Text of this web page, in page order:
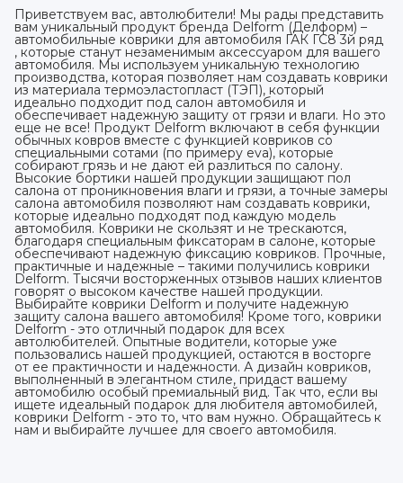
Приветствуем вас, автолюбители! Мы рады представить
вам уникальный продукт бренда Delform (Делформ) –
автомобильные коврики для автомобиля ГАК ГС8 3й ряд
, которые станут незаменимым аксессуаром для вашего
автомобиля. Мы используем уникальную технологию
производства, которая позволяет нам создавать коврики
из материала термоэластопласт (ТЭП), который
идеально подходит под салон автомобиля и
обеспечивает надежную защиту от грязи и влаги. Но это
еще не все! Продукт Delform включают в себя функции
обычных ковров вместе с функцией ковриков со
специальными сотами (по примеру eva), которые
собирают грязь и не дают ей разлиться по салону.
Высокие бортики нашей продукции защищают пол
салона от проникновения влаги и грязи, а точные замеры
салона автомобиля позволяют нам создавать коврики,
которые идеально подходят под каждую модель
автомобиля. Коврики не скользят и не трескаются,
благодаря специальным фиксаторам в салоне, которые
обеспечивают надежную фиксацию ковриков. Прочные,
практичные и надежные – такими получились коврики
Delform. Тысячи восторженных отзывов наших клиентов
говорят о высоком качестве нашей продукции.
Выбирайте коврики Delform и получите надежную
защиту салона вашего автомобиля! Кроме того, коврики
Delform - это отличный подарок для всех
автолюбителей. Опытные водители, которые уже
пользовались нашей продукцией, остаются в восторге
от ее практичности и надежности. А дизайн ковриков,
выполненный в элегантном стиле, придаст вашему
автомобилю особый премиальный вид. Так что, если вы
ищете идеальный подарок для любителя автомобилей,
коврики Delform - это то, что вам нужно. Обращайтесь к
нам и выбирайте лучшее для своего автомобиля.